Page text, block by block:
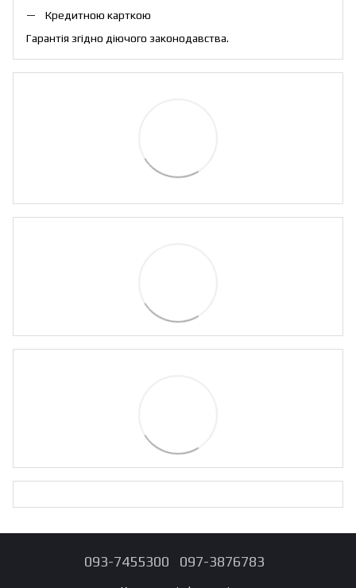
Кредитною карткою
Гарантія згідно діючого законодавства.
093-7455300 097-3876783